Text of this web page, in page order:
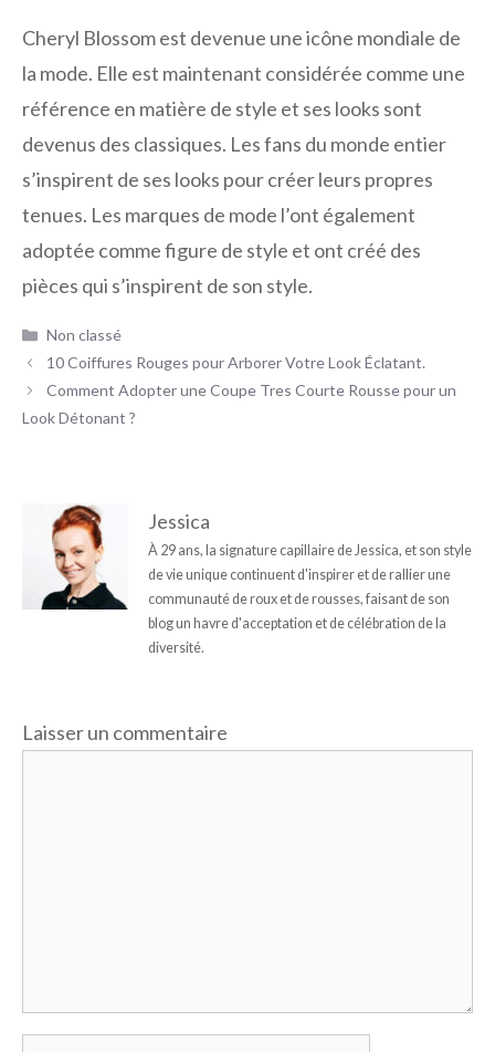
Cheryl Blossom est devenue une icône mondiale de
la mode. Elle est maintenant considérée comme une
référence en matière de style et ses looks sont
devenus des classiques. Les fans du monde entier
s’inspirent de ses looks pour créer leurs propres
tenues. Les marques de mode l’ont également
adoptée comme figure de style et ont créé des
pièces qui s’inspirent de son style.
Catégories
Non classé
10 Coiffures Rouges pour Arborer Votre Look Éclatant.
Comment Adopter une Coupe Tres Courte Rousse pour un
Look Détonant ?
Jessica
À 29 ans, la signature capillaire de Jessica, et son style
de vie unique continuent d'inspirer et de rallier une
communauté de roux et de rousses, faisant de son
blog un havre d'acceptation et de célébration de la
diversité.
Laisser un commentaire